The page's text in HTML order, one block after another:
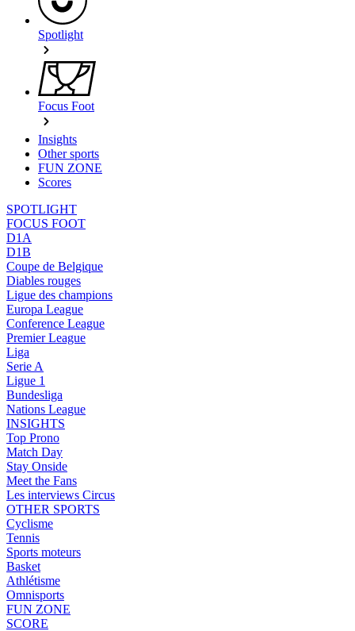
Spotlight
Focus Foot
Insights
Other sports
FUN ZONE
Scores
SPOTLIGHT
FOCUS FOOT
D1A
D1B
Coupe de Belgique
Diables rouges
Ligue des champions
Europa League
Conference League
Premier League
Liga
Serie A
Ligue 1
Bundesliga
Nations League
INSIGHTS
Top Prono
Match Day
Stay Onside
Meet the Fans
Les interviews Circus
OTHER SPORTS
Cyclisme
Tennis
Sports moteurs
Basket
Athlétisme
Omnisports
FUN ZONE
SCORE